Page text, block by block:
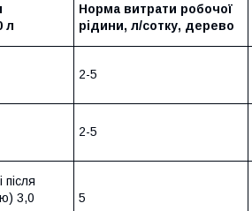
л
Норма витрати робочої
рідини, л/сотку, дерево
2-5
2-5
після
3,0
5